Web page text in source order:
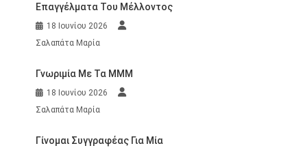
Επαγγέλματα Του Μέλλοντος
18 Ιουνίου 2026
Σαλαπάτα Μαρία
Γνωριμία Με Τα ΜΜΜ
18 Ιουνίου 2026
Σαλαπάτα Μαρία
Γίνομαι Συγγραφέας Για Μία